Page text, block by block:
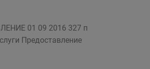
01 09 2016 327 п
Предоставление